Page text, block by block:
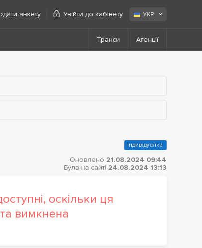
анкету Увійти до кабінету УКР
Транси Агенції
Індивідуалка
Оновлено 21.08.2024 09:44
Була на сайті 24.08.2024 13:13
оскільки ця
вимкнена